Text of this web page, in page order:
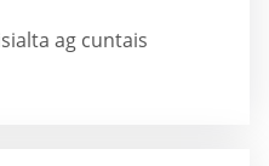
ag cuntais